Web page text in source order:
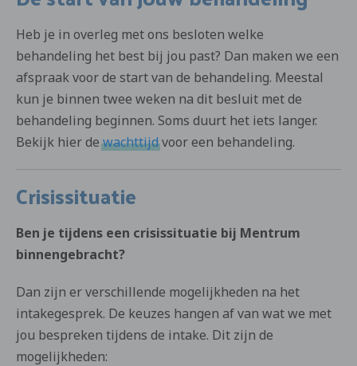
Heb je in overleg met ons besloten welke
behandeling het best bij jou past? Dan maken we een
afspraak voor de start van de behandeling. Meestal
kun je binnen twee weken na dit besluit met de
behandeling beginnen. Soms duurt het iets langer.
Bekijk hier dewachttijdvoor een behandeling.
Crisissituatie
Ben je tijdens een crisissituatie bij Mentrum
binnengebracht?
Dan zijn er verschillende mogelijkheden na het
intakegesprek. De keuzes hangen af van wat we met
jou bespreken tijdens de intake. Dit zijn de
mogelijkheden: